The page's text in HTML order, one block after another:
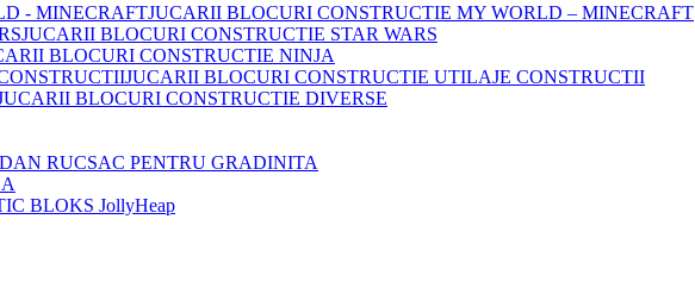
JUCARII BLOCURI CONSTRUCTIE MY WORLD – MINECRAFT
JUCARII BLOCURI CONSTRUCTIE STAR WARS
BLOCURI CONSTRUCTIE NINJA
JUCARII BLOCURI CONSTRUCTIE UTILAJE CONSTRUCTII
BLOCURI CONSTRUCTIE DIVERSE
RUCSAC PENTRU GRADINITA
BLOKS JollyHeap